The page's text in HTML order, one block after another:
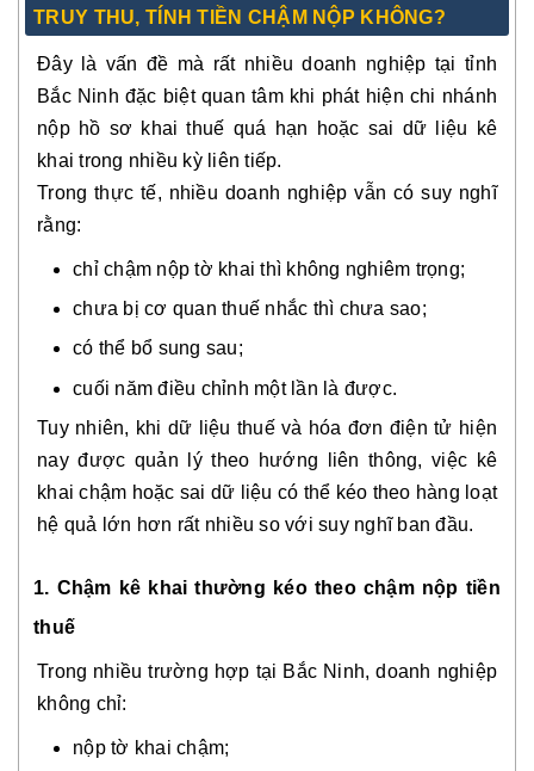
TRUY THU, TÍNH TIỀN CHẬM NỘP KHÔNG?
Đây là vấn đề mà rất nhiều doanh nghiệp tại tỉnh
Bắc Ninh đặc biệt quan tâm khi phát hiện chi nhánh
nộp hồ sơ khai thuế quá hạn hoặc sai dữ liệu kê
khai trong nhiều kỳ liên tiếp.
Trong thực tế, nhiều doanh nghiệp vẫn có suy nghĩ
rằng:
chỉ chậm nộp tờ khai thì không nghiêm trọng;
chưa bị cơ quan thuế nhắc thì chưa sao;
có thể bổ sung sau;
cuối năm điều chỉnh một lần là được.
Tuy nhiên, khi dữ liệu thuế và hóa đơn điện tử hiện
nay được quản lý theo hướng liên thông, việc kê
khai chậm hoặc sai dữ liệu có thể kéo theo hàng loạt
hệ quả lớn hơn rất nhiều so với suy nghĩ ban đầu.
1. Chậm kê khai thường kéo theo chậm nộp tiền
thuế
Trong nhiều trường hợp tại Bắc Ninh, doanh nghiệp
không chỉ:
nộp tờ khai chậm;